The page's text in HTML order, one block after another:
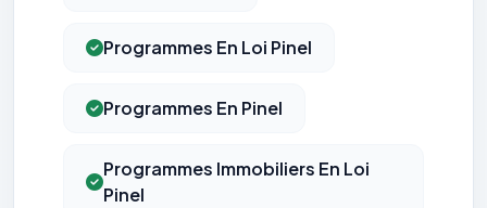
Programmes En Loi Pinel
Programmes En Pinel
Programmes Immobiliers En Loi
Pinel